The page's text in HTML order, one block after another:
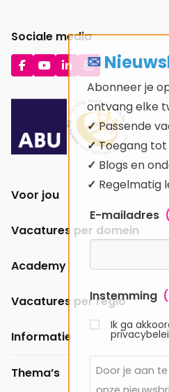
Sociale media
Ga
naar
Facebook
Ga
naar
YouTube
Ga
naar
LinkedIn
Ga
naar
Instagram
Voor jou
Vacatures per domein
Academy
Vacatures per regio
Informatie
Thema’s
✉
Abonneer je
ontvang elke
✓Passende
✓Toegang tot
✓ Blogs en
✓ Regelmatig
E-mailadres
Instemming
Ik ga
Door je aan